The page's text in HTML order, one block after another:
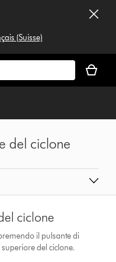
(Suisse)
carrello
è
del ciclone
ciclone
il pulsante di
del ciclone.